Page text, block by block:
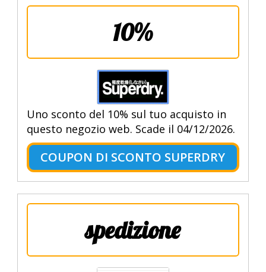
10%
Uno sconto del 10% sul tuo acquisto in
questo negozio web. Scade il 04/12/2026.
COUPON DI SCONTO SUPERDRY
spedizione